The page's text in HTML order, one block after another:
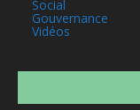
Social
Gouvernance
Vidéos